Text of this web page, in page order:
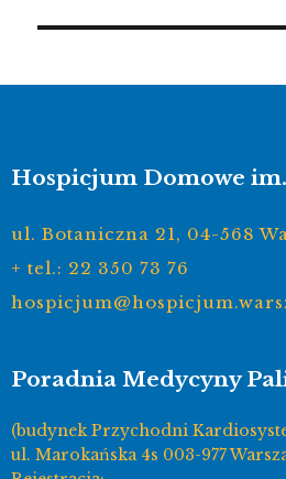
Hospicjum Domowe
ul. Botaniczna 21, 04-568
+ tel.: 22 350 73 76
Poradnia Medycyny
(budynek Przychodni
ul. Marokańska 4s 003-977